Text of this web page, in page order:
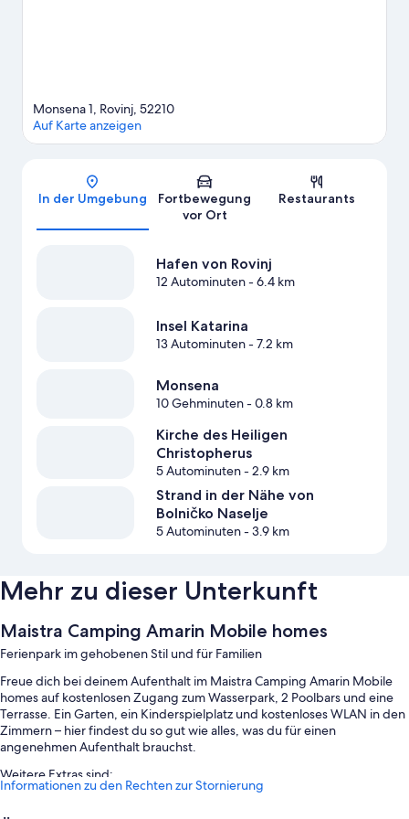
Karte
Monsena 1, Rovinj, 52210
Auf Karte anzeigen
In der Umgebung
Fortbewegung
vor Ort
Restaurants
Hafen von Rovinj
12 Autominuten- 6.4 km
Insel Katarina
13 Autominuten- 7.2 km
Monsena
10 Gehminuten- 0.8 km
Kirche des Heiligen
Christopherus
5 Autominuten- 2.9 km
Strand in der Nähe von
Bolničko Naselje
5 Autominuten- 3.9 km
Mehr zu dieser Unterkunft
Maistra Camping Amarin Mobile homes
Ferienpark im gehobenen Stil und für Familien
Freue dich bei deinem Aufenthalt im Maistra Camping Amarin Mobile
homes auf kostenlosen Zugang zum Wasserpark, 2 Poolbars und eine
Terrasse. Ein Garten, ein Kinderspielplatz und kostenloses WLAN in den
Zimmern – hier findest du so gut wie alles, was du für einen
angenehmen Aufenthalt brauchst.
Weitere Extras sind:
Informationen zu den Rechten zur Stornierung